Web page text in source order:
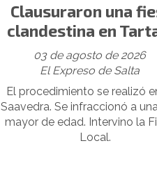
Clausuraron una
clandestina en
El Expreso de Salta
03 de agosto de 2026
El procedimiento se realizó
Saavedra. Se infraccionó a
mayor de edad. Intervino la
Local.